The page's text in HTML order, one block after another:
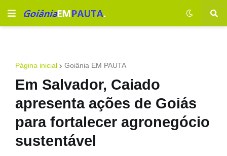
Página inicial Goiânia EM PAUTA
Em Salvador, Caiado
apresenta ações de Goiás
para fortalecer agronegócio
sustentável